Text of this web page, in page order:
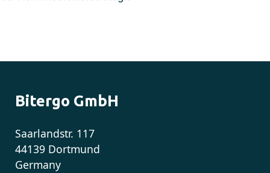
Bitergo GmbH
Saarlandstr. 117
44139 Dortmund
Germany